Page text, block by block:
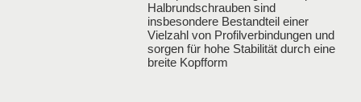
Halbrundschrauben sind
insbesondere Bestandteil einer
Vielzahl von Profilverbindungen und
sorgen für hohe Stabilität durch eine
breite Kopfform